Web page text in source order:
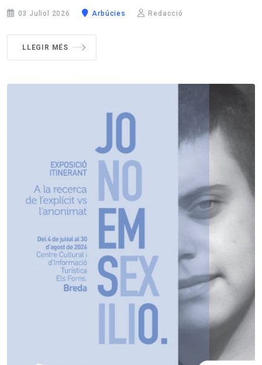
03 Juliol 2026 Arbúcies Redacció
LLEGIR MÉS